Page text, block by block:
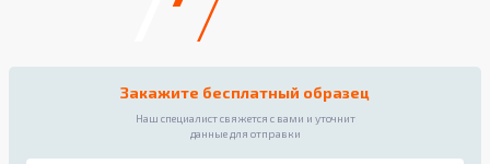
Закажите бесплатный образец
Наш специалист свяжется с вами и уточнит
данные для отправки